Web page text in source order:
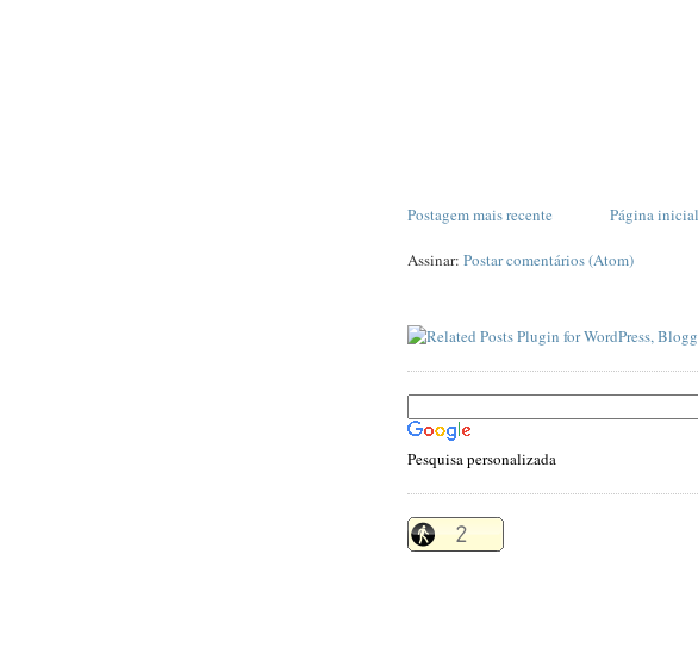
Postagem mais recente Página inicial
Assinar: Postar comentários (Atom)
Pesquisa personalizada